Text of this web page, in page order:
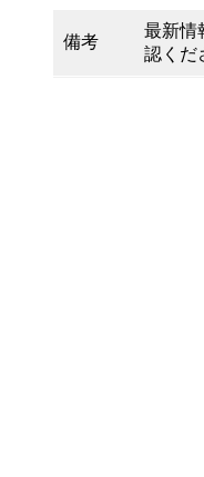
備考
最新情
認くだ